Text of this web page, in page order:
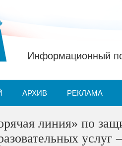
Информационный
АРХИВ РЕКЛАМА
линия» по
услуг